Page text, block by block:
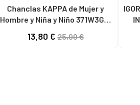
Chanclas KAPPA de Mujer y
Hombre y Niña y Niño 371W3GW
BLACK
13,80 €25,00 €